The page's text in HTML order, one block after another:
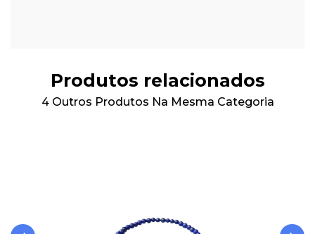
Produtos relacionados
4 Outros Produtos Na Mesma Categoria